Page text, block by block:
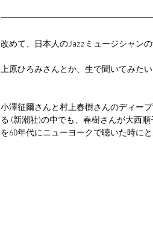
改めて、日本人のJazzミュージシャン
上原ひろみさんとか、生で聞いてみたい
小澤征爾さんと村上春樹さんのディー
る (新潮社)の中でも、春樹さんが大西
を60年代にニューヨークで聴いた時に